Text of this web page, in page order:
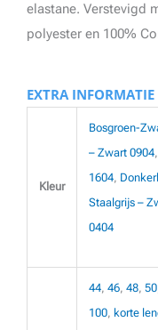
elastane. Verstevigd
polyester en 100%
EXTRA INFORMATIE
Kleur
Bosgroen-
– Zwart 0904,
1604,
Staalgrijs –
0404
44, 46, 48, 50
100, korte